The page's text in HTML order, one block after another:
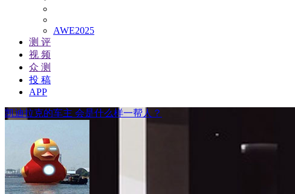
AWE2025
测 评
视 频
众 测
投 稿
APP
凯迪拉克的车主 会是什么样一帮人？